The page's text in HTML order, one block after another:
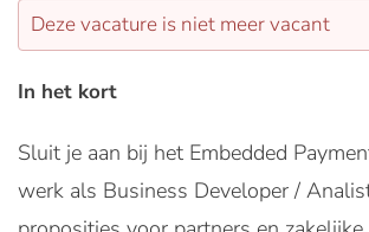
Deze vacature is niet meer vacant
In het kort
Sluit je aan bij het Embedded
werk als Business Developer /